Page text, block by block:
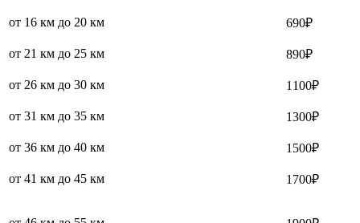
от 16 км до 20 км 690₽
от 21 км до 25 км 890₽
от 26 км до 30 км 1100₽
от 31 км до 35 км 1300₽
от 36 км до 40 км 1500₽
от 41 км до 45 км 1700₽